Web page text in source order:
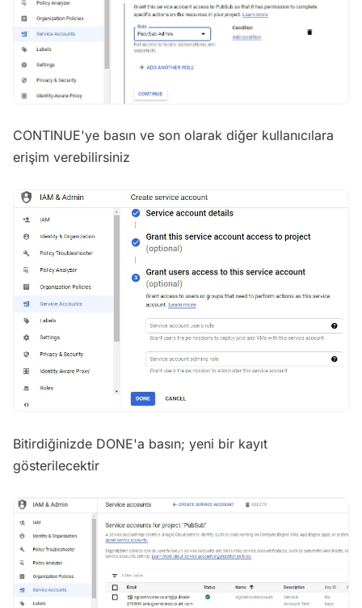
CONTINUE'ye basın ve son olarak diğer kullanıcılara
erişim verebilirsiniz
Bitirdiğinizde DONE'a basın; yeni bir kayıt
gösterilecektir